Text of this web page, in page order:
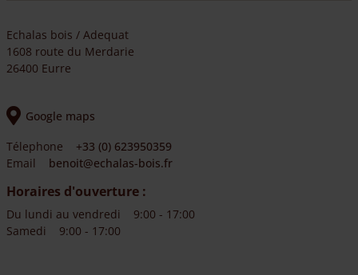
Echalas bois / Adequat
1608 route du Merdarie
26400 Eurre
Google maps
Télephone
+33 (0) 623950359
Email
benoit@echalas-bois.fr
Horaires d'ouverture :
Du lundi au vendredi
9:00 - 17:00
Samedi
9:00 - 17:00